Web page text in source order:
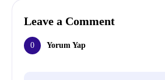
Leave a Comment
0 Yorum Yap